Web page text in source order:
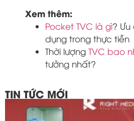
Xem thêm:
Pocket TVC là gì?
dụng trong thực tiễn
Thời lượng TVC bao
tưởng nhất?
TIN TỨC MỚI